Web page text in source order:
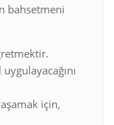
bahsetmeni
uygulayacağını
için,